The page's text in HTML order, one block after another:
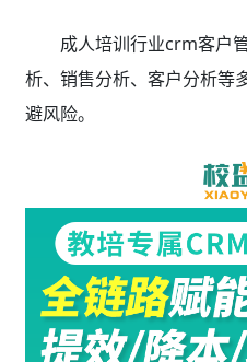
成人培训行业crm客户
析、销售分析、客户分析等
避风险。